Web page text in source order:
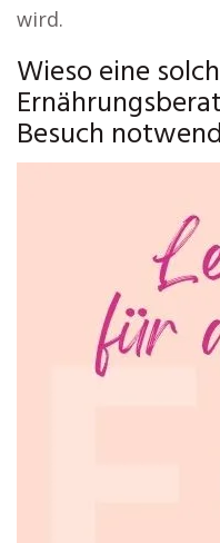
wird.
Wieso eine
Besuch